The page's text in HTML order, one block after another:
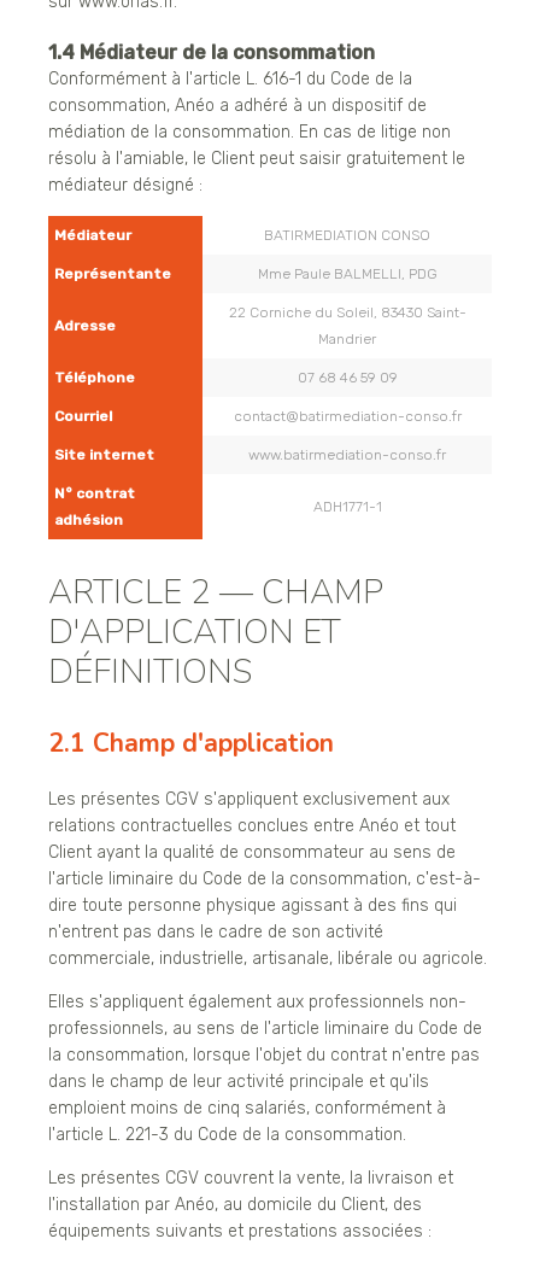
1.4 Médiateur de la consommation
Conformément à l'article L. 616-1 du Code de la
consommation, Anéo a adhéré à un dispositif de
médiation de la consommation. En cas de litige non
résolu à l'amiable, le Client peut saisir gratuitement le
médiateur désigné :
Médiateur BATIRMEDIATION CONSO
Représentante Mme Paule BALMELLI, PDG
Adresse
22 Corniche du Soleil, 83430 Saint-
Mandrier
Téléphone 07 68 46 59 09
Courriel contact@batirmediation-conso.fr
Site internet www.batirmediation-conso.fr
N° contrat
adhésion
ADH1771-1
ARTICLE 2 — CHAMP
D'APPLICATION ET
DÉFINITIONS
2.1 Champ d'application
Les présentes CGV s'appliquent exclusivement aux
relations contractuelles conclues entre Anéo et tout
Client ayant la qualité de consommateur au sens de
l'article liminaire du Code de la consommation, c'est-à-
dire toute personne physique agissant à des fins qui
n'entrent pas dans le cadre de son activité
commerciale, industrielle, artisanale, libérale ou agricole.
Elles s'appliquent également aux professionnels non-
professionnels, au sens de l'article liminaire du Code de
la consommation, lorsque l'objet du contrat n'entre pas
dans le champ de leur activité principale et qu'ils
emploient moins de cinq salariés, conformément à
l'article L. 221-3 du Code de la consommation.
Les présentes CGV couvrent la vente, la livraison et
l'installation par Anéo, au domicile du Client, des
équipements suivants et prestations associées :